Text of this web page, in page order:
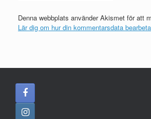
Denna webbplats använder Akismet för att
Lär dig om hur din kommentarsdata